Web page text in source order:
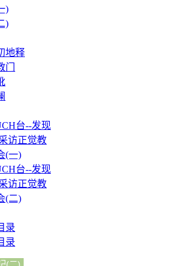
)
)
地释
台--发现
访正觉教
(一)
台--发现
访正觉教
(二)
录
录